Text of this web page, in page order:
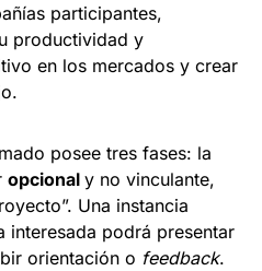
participantes,
productividad y
en los mercados y crear
posee tres fases: la
opcional y no vinculante,
Una instancia
interesada podrá presentar
orientación o feedback.